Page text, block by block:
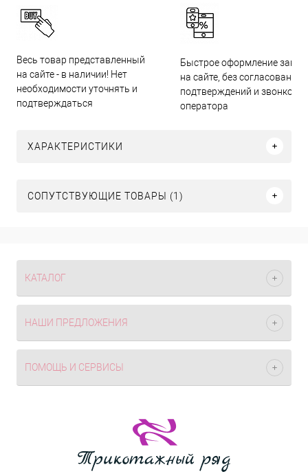
Весь товар представленный
на сайте - в наличии! Нет
необходимости уточнять и
подтверждаться
Быстрое оформление
на сайте, без согласований,
подтверждений и звонков
оператора
ХАРАКТЕРИСТИКИ
СОПУТСТВУЮЩИЕ ТОВАРЫ (1)
КАТАЛОГ
НАШИ ПРЕДЛОЖЕНИЯ
ПОМОЩЬ И СЕРВИСЫ